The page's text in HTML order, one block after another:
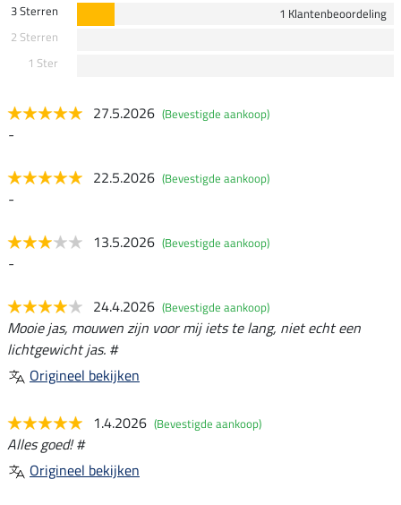
3 Sterren
1 Klantenbeoordeling
2 Sterren
1 Ster
27.5.2026 (Bevestigde aankoop)
-
22.5.2026 (Bevestigde aankoop)
-
13.5.2026 (Bevestigde aankoop)
-
24.4.2026 (Bevestigde aankoop)
Mooie jas, mouwen zijn voor mij iets te lang, niet echt een
lichtgewicht jas. #
Origineel bekijken
1.4.2026 (Bevestigde aankoop)
Alles goed! #
Origineel bekijken